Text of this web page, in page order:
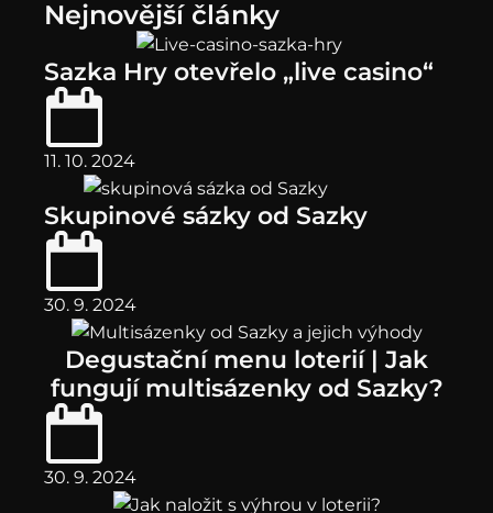
Nejnovější články
Sazka Hry otevřelo „live casino“
11. 10. 2024
Skupinové sázky od Sazky
30. 9. 2024
Degustační menu loterií | Jak
fungují multisázenky od Sazky?
30. 9. 2024